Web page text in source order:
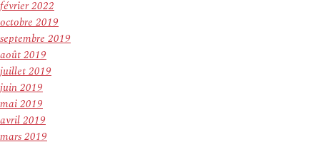
février 2022
octobre 2019
septembre 2019
août 2019
juillet 2019
juin 2019
mai 2019
avril 2019
mars 2019